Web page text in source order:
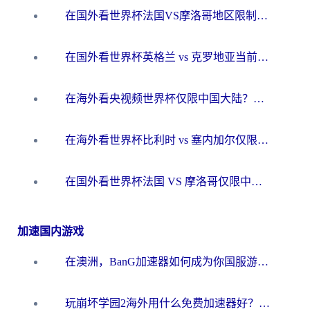
在国外看世界杯法国VS摩洛哥地区限制？这篇指南让你流畅看中文解说无压力
在国外看世界杯英格兰 vs 克罗地亚当前地区不可播放？这篇指南帮你搞定所有海外观赛难题
在海外看央视频世界杯仅限中国大陆？这篇指南帮你解锁中文解说+无卡顿直播
在海外看世界杯比利时 vs 塞内加尔仅限中国大陆？我找到了最流畅的中文解说之路
在国外看世界杯法国 VS 摩洛哥仅限中国大陆？海外党这样看中文解说赛事不卡顿
加速国内游戏
在澳洲，BanG加速器如何成为你国服游戏的“时光机”？
玩崩坏学园2海外用什么免费加速器好？2026海外党亲测国服游戏加速指南